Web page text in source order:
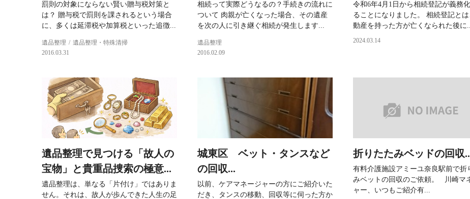
罰則の対象にならない賢い贈与税対策と
は？ 贈与税で罰則を課されるという場合
に、多くは延滞税や加算税といった追徴...
遺品整理
遺品整理・特殊清掃
2016.03.31
相続って実際どうなるの？手続きの流れに
ついて 肉親が亡くなった場合、その遺産
を次の人に引き継ぐ相続が発生します...
遺品整理
2016.02.09
令和6年4月1日から相続登記が義務
ることになりました。 相続登記とは
動産を持った方が亡くなられた後に
2024.03.14
遺品整理で見つける「故人の
宝物」と貴重品捜索の極意...
遺品整理は、単なる「片付け」ではありま
せん。それは、故人が歩んできた人生の足
城東区 ベット・タンスなど
の回収...
以前、ケアマネージャーの方にご紹介いた
だき、タンスの移動、回収等に伺った方か
折りたたみベッドの回収
有料介護施設アミーユ奈良駅前で折
みベットの回収のご依頼。 川崎マ
ャー、いつもご紹介有...